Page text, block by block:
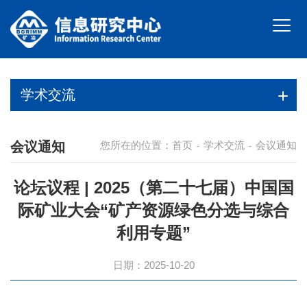
学术交流
您所在的位置： 首页 - 学术交流 - 会议通知
会议通知
论坛议程 | 2025（第二十七届）中国国
际矿业大会“矿产资源绿色分选与综合
利用专题”
日期：2025-10-20